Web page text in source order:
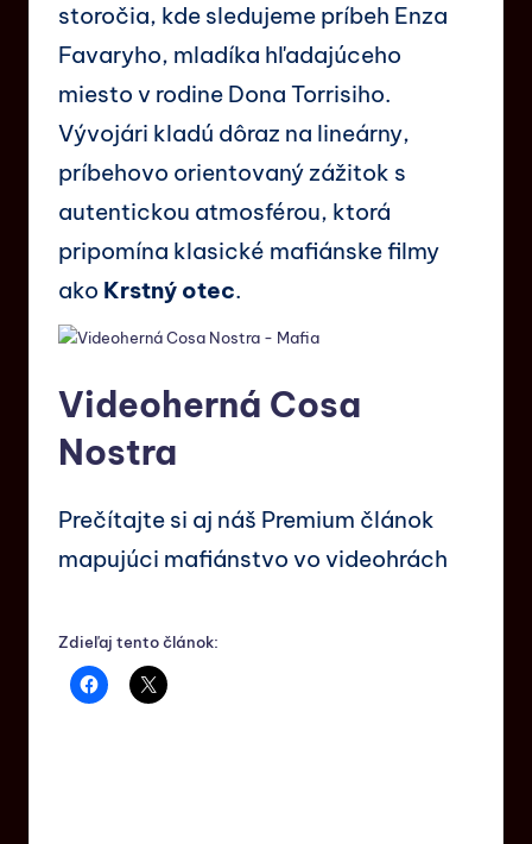
storočia, kde sledujeme príbeh Enza
Favaryho, mladíka hľadajúceho
miesto v rodine Dona Torrisiho.
Vývojári kladú dôraz na lineárny,
príbehovo orientovaný zážitok s
autentickou atmosférou, ktorá
pripomína klasické mafiánske filmy
ako Krstný otec.
Videoherná Cosa
Nostra
Prečítajte si aj náš Premium článok
mapujúci mafiánstvo vo videohrách
Zdieľaj tento článok: